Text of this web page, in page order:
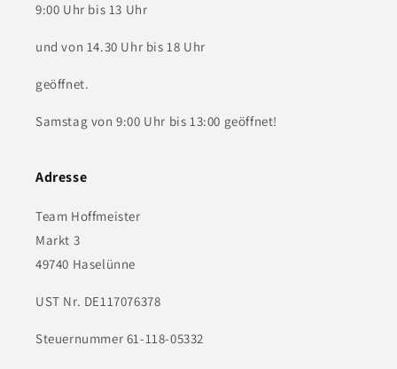
9:00 Uhr bis 13 Uhr
und von 14.30 Uhr bis 18 Uhr
geöffnet.
Samstag von 9:00 Uhr bis 13:00 geöffnet!
Adresse
Team Hoffmeister
Markt 3
49740 Haselünne
UST Nr. DE117076378
Steuernummer 61-118-05332